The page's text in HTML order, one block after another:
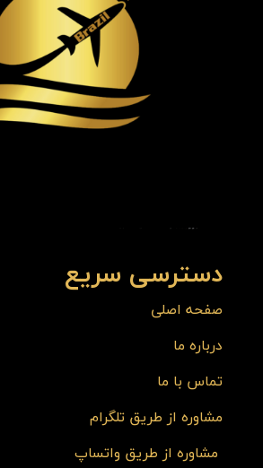
دسترسی سریع
صفحه اصلی
درباره ما
تماس با ما
مشاوره از طریق تلگرام
مشاوره از طریق واتساپ